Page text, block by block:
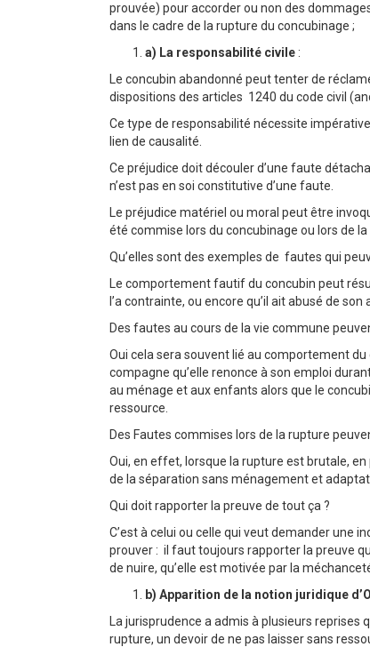
prouvée) pour accorder ou non des
dans le cadre de la rupture du concubinage ;
a) La responsabilité civile :
Le concubin abandonné peut tenter de
dispositions des articles 1240 du code civil
Ce type de responsabilité nécessite
lien de causalité.
Ce préjudice doit découler d’une faute
n’est pas en soi constitutive d’une faute.
Le préjudice matériel ou moral peut être
été commise lors du concubinage ou lors de la
Qu’elles sont des exemples de fautes qui
Le comportement fautif du concubin peut
l’a contrainte, ou encore qu’il ait abusé de son
Des fautes au cours de la vie commune
Oui cela sera souvent lié au comportement
compagne qu’elle renonce à son emploi
au ménage et aux enfants alors que le
ressource.
Des Fautes commises lors de la rupture
Oui, en effet, lorsque la rupture est brutale,
de la séparation sans ménagement et
Qui doit rapporter la preuve de tout ça ?
C’est à celui ou celle qui veut demander une
prouver : il faut toujours rapporter la preuve
de nuire, qu’elle est motivée par la
b) Apparition de la notion juridique
La jurisprudence a admis à plusieurs reprises
rupture, un devoir de ne pas laisser sans